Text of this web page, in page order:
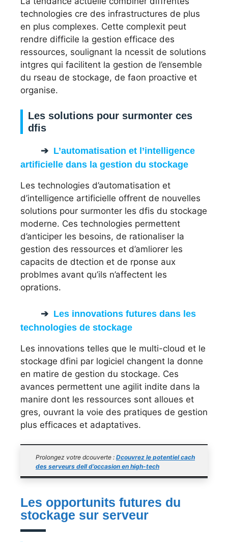
technologies cre des infrastructures de plus
en plus complexes. Cette complexit peut
rendre difficile la gestion efficace des
ressources, soulignant la ncessit de solutions
intgres qui facilitent la gestion de l’ensemble
du rseau de stockage, de faon proactive et
organise.
Les solutions pour surmonter ces
dfis
L’automatisation et l’intelligence
artificielle dans la gestion du stockage
Les technologies d’automatisation et
d’intelligence artificielle offrent de nouvelles
solutions pour surmonter les dfis du stockage
moderne. Ces technologies permettent
d’anticiper les besoins, de rationaliser la
gestion des ressources et d’amliorer les
capacits de dtection et de rponse aux
problmes avant qu’ils n’affectent les
oprations.
Les innovations futures dans les
technologies de stockage
Les innovations telles que le multi-cloud et le
stockage dfini par logiciel changent la donne
en matire de gestion du stockage. Ces
avances permettent une agilit indite dans la
manire dont les ressources sont alloues et
gres, ouvrant la voie des pratiques de gestion
plus efficaces et adaptatives.
Prolongez votre dcouverte : Dcouvrez le potentiel cach
des serveurs dell d’occasion en high-tech
Les opportunits futures du
stockage sur serveur